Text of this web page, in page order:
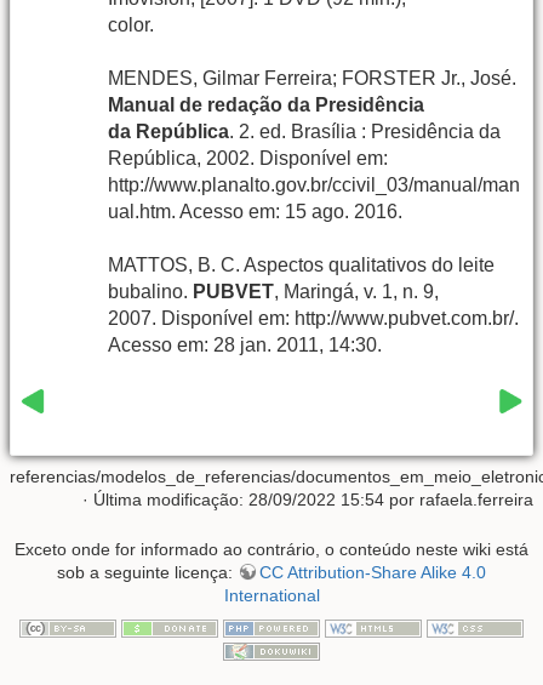
color.
MENDES, Gilmar Ferreira; FORSTER Jr., José.
Manual de redação da Presidência
da República. 2. ed. Brasília : Presidência da
República, 2002. Disponível em:
http://www.planalto.gov.br/ccivil_03/manual/man
ual.htm. Acesso em: 15 ago. 2016.
MATTOS, B. C. Aspectos qualitativos do leite
bubalino. PUBVET, Maringá, v. 1, n. 9,
2007. Disponível em: http://www.pubvet.com.br/.
Acesso em: 28 jan. 2011, 14:30.
referencias/modelos_de_referencias/
· Última modificação: 28/09/2022 15:54 por rafaela.ferreira
Exceto onde for informado ao contrário, o conteúdo neste wiki está
sob a seguinte licença:
CC Attribution-Share Alike 4.0
International